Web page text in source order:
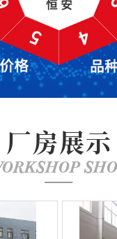
厂房展示